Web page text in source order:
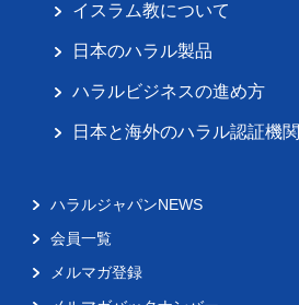
イスラム教について
日本のハラル製品
ハラルビジネスの進め方
日本と海外のハラル認証機関
ハラルジャパンNEWS
会員一覧
メルマガ登録